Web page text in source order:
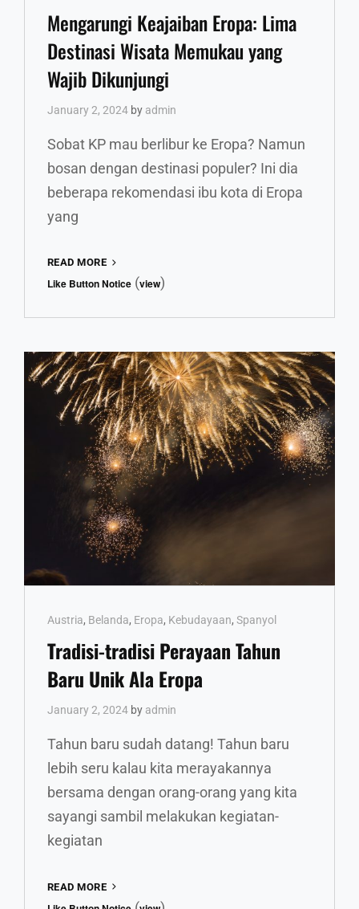
Links
Mengarungi Keajaiban Eropa: Lima
Destinasi Wisata Memukau yang
Wajib Dikunjungi
January 2, 2024 by admin
Sobat KP mau berlibur ke Eropa? Namun
bosan dengan destinasi populer? Ini dia
beberapa rekomendasi ibu kota di Eropa
yang
READ MORE
KEAJAIBAN
MEMUKAU
YANG
WAJIB
DIKUNJUNGI
Like Button Notice (view)
Cat
Links
Austria, Belanda, Eropa, Kebudayaan, Spanyol
Tradisi-tradisi Perayaan Tahun
Baru Unik Ala Eropa
January 2, 2024 by admin
Tahun baru sudah datang! Tahun baru
lebih seru kalau kita merayakannya
bersama dengan orang-orang yang kita
sayangi sambil melakukan kegiatan-
kegiatan
READ MORE
TRADISI